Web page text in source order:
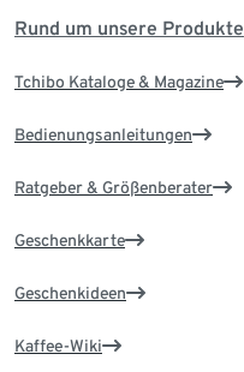
Rund um unsere Produkte
Tchibo Kataloge & Magazine
Bedienungsanleitungen
Ratgeber & Größenberater
Geschenkkarte
Geschenkideen
Kaffee-Wiki